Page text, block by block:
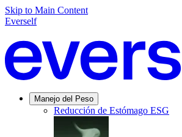
Skip to Main Content
Everself
Manejo del Peso
Reducción de Estómago ESG